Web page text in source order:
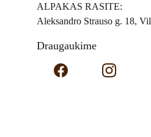
Draugaukime
ALPAKAS RASITE:
Aleksandro Strauso g. 18,